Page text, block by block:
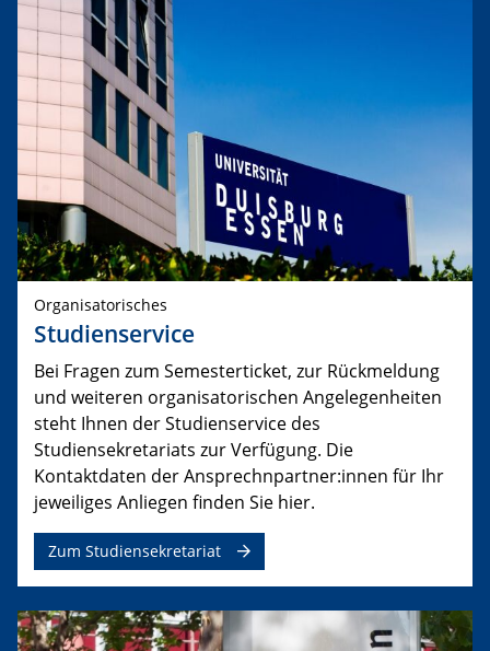
Organisatorisches
Studienservice
Bei Fragen zum Semesterticket, zur Rückmeldung
und weiteren organisatorischen Angelegenheiten
steht Ihnen der Studienservice des
Studiensekretariats zur Verfügung. Die
Kontaktdaten der Ansprechnpartner:innen für Ihr
jeweiliges Anliegen finden Sie hier.
Zum Studiensekretariat